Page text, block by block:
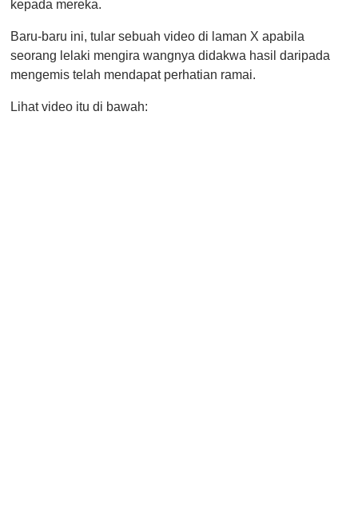
i
n
t
,
kepada mereka.
Baru-baru ini, tular sebuah video di laman X apabila
seorang lelaki mengira wangnya didakwa hasil daripada
mengemis telah mendapat perhatian ramai.
Lihat video itu di bawah: